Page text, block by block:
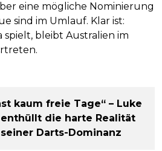
eine mögliche Nominierung
sind im Umlauf. Klar ist:
spielt, bleibt Australien im
kaum freie Tage“ – Luke
die harte Realität
Darts-Dominanz